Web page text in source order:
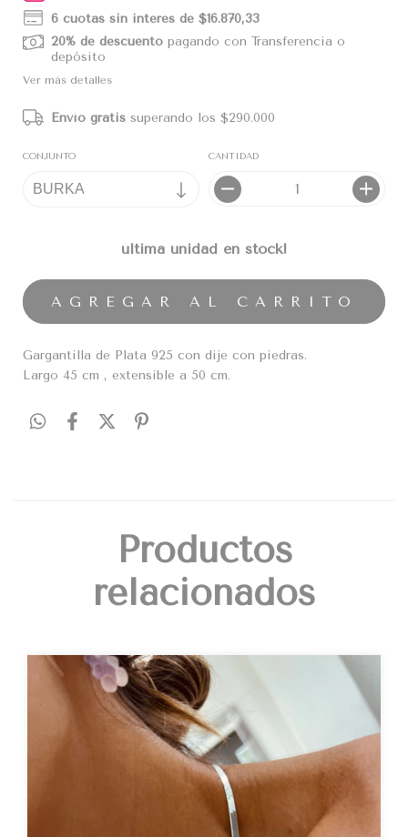
6 cuotas sin interés de$16.870,33
20% de descuento pagando con Transferencia o
depósito
Ver más detalles
Envío gratissuperando los$290.000
CONJUNTO CANTIDAD
última unidad en stock!
Gargantilla de Plata 925 con dije con piedras.
Largo 45 cm , extensible a 50 cm.
Productos
relacionados